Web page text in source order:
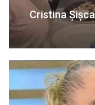
Cristina